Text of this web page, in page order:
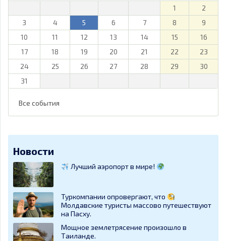
1
2
3
4 5 6 7 8
9
10
11 12 13 14 15
16
17
18 19 20 21 22
23
24
25 26 27 28 29
30
31
Все события
Новости
Лучший аэропорт в мире!
Туркомпании опровергают, что
Молдавские туристы массово путешествуют
на Пасху.
Мощное землетрясение произошло в
Таиланде.